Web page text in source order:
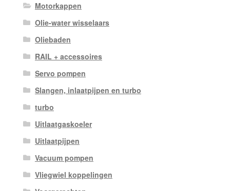
Motorkappen
Olie-water wisselaars
Oliebaden
RAIL + accessoires
Servo pompen
Slangen, inlaatpijpen en turbo
turbo
Uitlaatgaskoeler
Uitlaatpijpen
Vacuum pompen
Vliegwiel koppelingen